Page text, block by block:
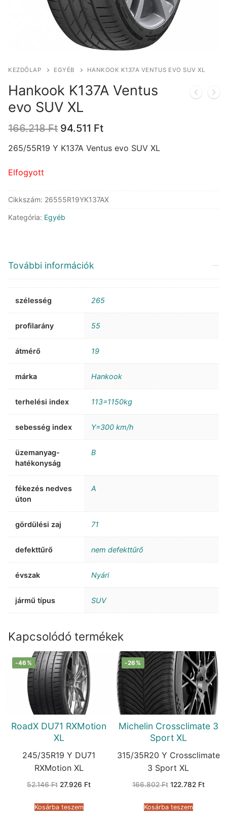
KEZDŐLAP EGYÉB HANKOOK K137A VENTUS EVO SUV XL
Hankook K137A Ventus
evo SUV XL
166.218Ft Original
was:
94.511 FtCurrent
is:
265/55R19 Y K137A Ventus evo SUV XL
Elfogyott
Cikkszám: 26555R19YK137AX
Kategória: Egyéb
További információk
szélesség 265
profilarány 55
átmérő 19
márka Hankook
terhelési index 113=1150kg
sebesség index Y=300 km/h
üzemanyag-
hatékonyság
B
fékezés nedves
úton
A
gördülési zaj 71
defekttűrő nem defekttűrő
évszak Nyári
jármű típus SUV
Kapcsolódó termékek
-46%
RoadX DU71 RXMotion
XL
245/35R19 Y DU71
RXMotion XL
52.146Ft Original
52.146 Ft.
27.926 FtCurrent
Kosárba teszem
-26%
Michelin Crossclimate 3
Sport XL
315/35R20 Y Crossclimate
3 Sport XL
166.802Ft Original
166.802 Ft.
122.782 Ft
Kosárba teszem